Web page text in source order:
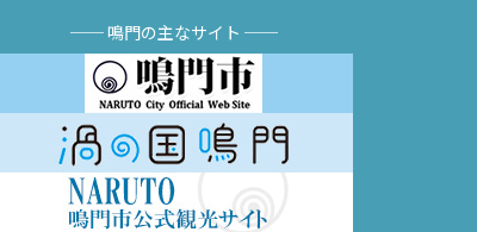
── 鳴門の主なサイト ──